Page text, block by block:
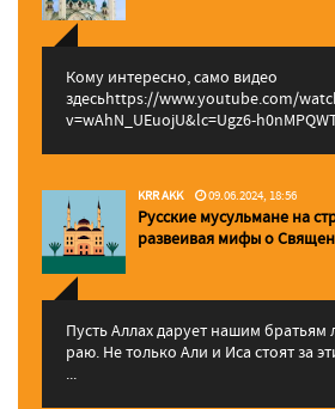
Кому интересно, само видео
здесьhttps://www.youtube.com/
v=wAhN_UEuojU&lc=Ugz6-
KRR AKK 09.06.2024, 18:56
Русские мусульмане на
pазвеивая мифы о
Пусть Аллах дарует нашим братьям
раю. Не только Али и Иса стоят за
...